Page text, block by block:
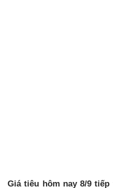
Giá tiêu hôm nay 8/9